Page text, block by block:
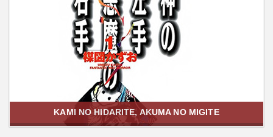
KAMI NO HIDARITE, AKUMA NO MIGITE